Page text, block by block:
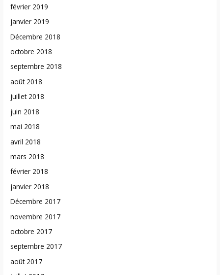
février 2019
janvier 2019
Décembre 2018
octobre 2018
septembre 2018
août 2018
juillet 2018
juin 2018
mai 2018
avril 2018
mars 2018
février 2018
janvier 2018
Décembre 2017
novembre 2017
octobre 2017
septembre 2017
août 2017